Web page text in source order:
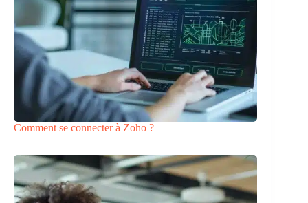
Comment se connecter à Zoho ?